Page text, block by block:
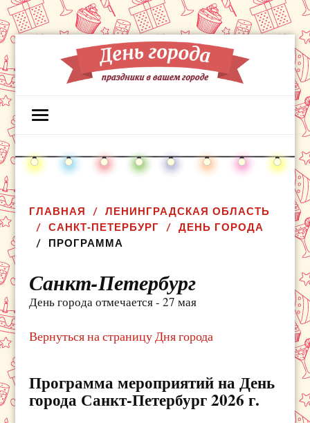
ГЛАВНАЯ
ЛЕНИНГРАДСКАЯ ОБЛАСТЬ
САНКТ-ПЕТЕРБУРГ
ДЕНЬ ГОРОДА
ПРОГРАММА
Санкт-Петербург
День города отмечается - 27 мая
Вернуться на страницу Дня города
Программа мероприятий на День
города Санкт-Петербург 2026 г.